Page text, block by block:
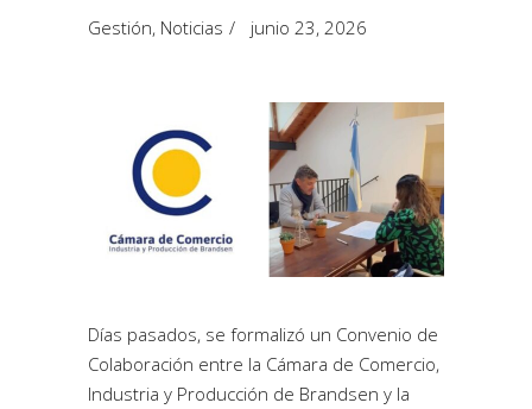
Gestión, Noticias junio 23, 2026
Días pasados, se formalizó un Convenio de
Colaboración entre la Cámara de Comercio,
Industria y Producción de Brandsen y la